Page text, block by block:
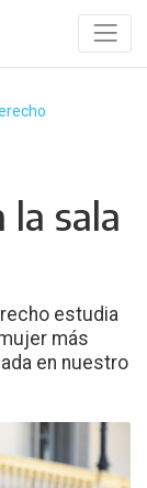
la sala
estudia
más
en nuestro